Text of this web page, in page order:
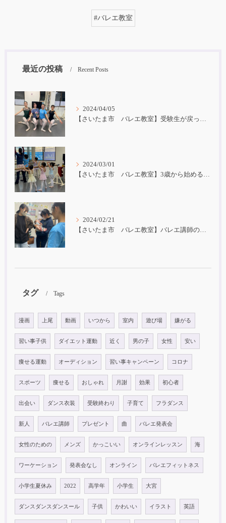
#バレエ教室
最近の投稿 Recent Posts
2024/04/05
【さいたま市 バレエ教室】受験生が戻ってきました！
2024/03/01
【さいたま市 バレエ教室】3歳から始めるバレエ
2024/02/21
【さいたま市 バレエ教室】バレエ講師の子育て
タグ Tags
漫画 上尾 動画 いつから 室内 遊び場 嫌がる
習い事子供 ダイエット運動 近く 男の子 女性 安い
痩せる運動 オーディション 習い事キャンペーン コロナ
スポーツ 痩せる おしゃれ 月謝 効果 初心者
出会い ダンス衣装 受験終わり 子育て フラダンス
新人 バレエ講師 プレゼント 曲 バレエ発表会
女性のための メンズ かっこいい オンラインレッスン 海
ワーケーション 発表会なし オンライン バレエフィットネス
小学生夏休み 2022 高学年 小学生 大宮
ダンスダンスダンスール 子供 かわいい イラスト 英語